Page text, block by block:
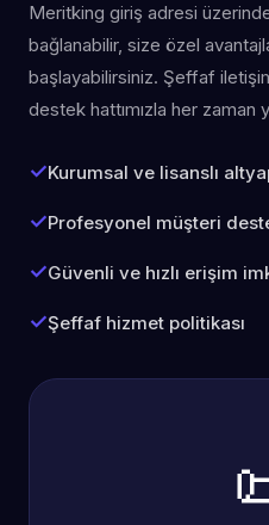
Meritking giriş adresi
bağlanabilir, size özel
başlayabilirsiniz. Şeffaf
destek hattımızla her zaman
Kurumsal ve lisanslı
Profesyonel müşteri
Güvenli ve hızlı erişim
Şeffaf hizmet politikası